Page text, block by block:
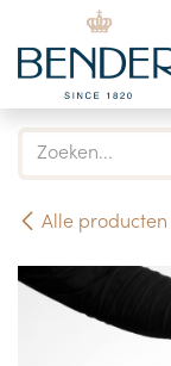
Overslaan naar
Alle producten